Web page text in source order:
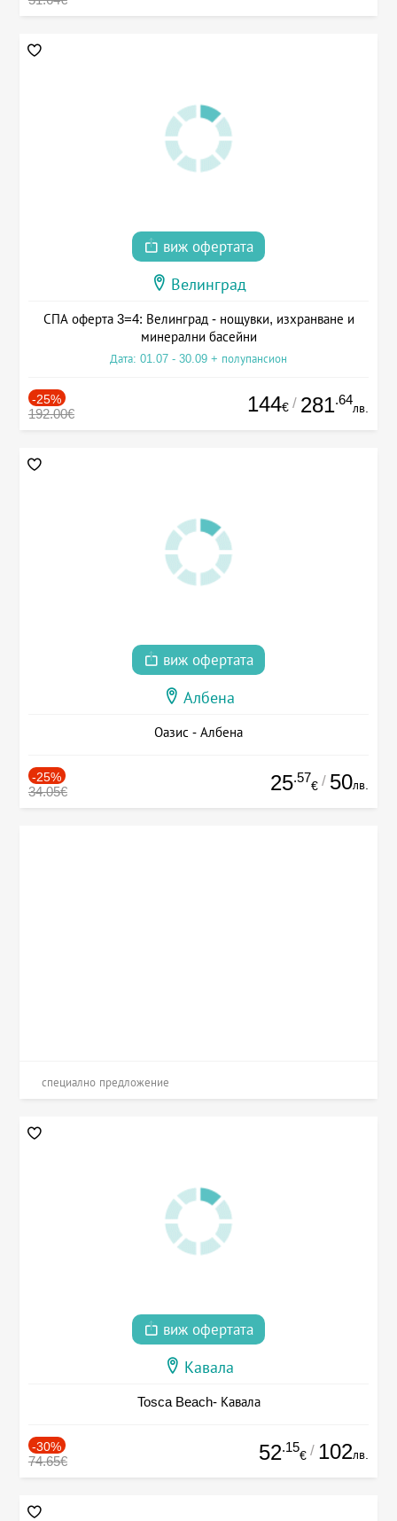
виж офертата
Велинград
СПА оферта 3=4: Велинград - нощувки, изхранване и
минерални басейни
Дата: 01.07 - 30.09 + полупансион
-25%
192.00€ 144€ / 281.64
лв.
виж офертата
Албена
Оазис - Албена
-25%
34.05€ 25.57
€ / 50лв.
специално предложение
виж офертата
Кавала
Tosca Beach- Кавала
-30%
74.65€ 52.15
€ / 102лв.